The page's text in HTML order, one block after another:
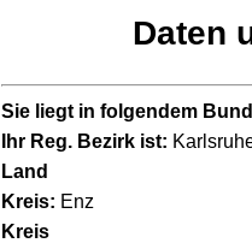
Daten
Sie liegt in folgendem
Ihr Reg. Bezirk ist:
Land
Kreis: Enz
Kreis